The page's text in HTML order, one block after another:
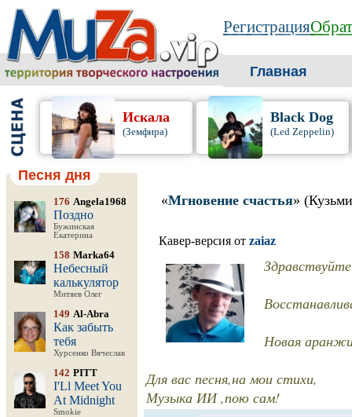
Регистрация
Главная
Искала
(Земфира)
Black Dog
(Led Zeppelin)
Песня дня
176 Angela1968
Поздно
Бужинская
Екатерина
158 Marka64
Небесный
калькулятор
Митяев Олег
149 Al-Abra
Как забыть
тебя
Хурсенко Вячеслав
142 PITT
I'Ll Meet You
At Midnight
Smokie
«Мгновение счастья»
Кавер-версия от zaiaz
Новая
Для вас песня,на мои стихи,
Музыка ИИ ,пою сам!